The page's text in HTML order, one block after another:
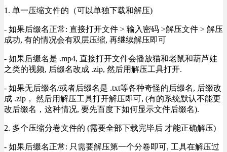
1. 单一压缩文件的（可以单独下载和解压)
- 如果后缀名正常: 直接打开文件 > 输入密码 >解压文件 > 解压
成功, 有的情况会有双层压缩, 再继续解压即可
- 如果后缀名是 .mp4, 直接打开文件会播放猫和老鼠和葫芦娃
之类的视频, 后缀名改成 .zip, 然后用解压工具打开.
- 如果无后缀名/或者后缀名是 .txt等各种奇怪的后缀名, 后缀改
成 .zip， 然后用解压工具打开解压即可, (有的系统默认不能更
改后缀名，这种情况, 要先百度下如何显示文件后缀名).
2. 多个压缩分卷文件的 (需要全部下载完毕后 才能正确解压)
- 如果后缀名正常: 只需要解压第一个分卷即可, 工具在解压过